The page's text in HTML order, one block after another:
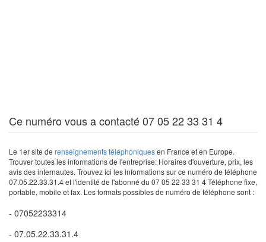
Ce numéro vous a contacté 07 05 22 33 31 4
Le 1er site de renseignements téléphoniquesen France et en Europe.
Trouver toutes les informations de l'entreprise: Horaires d'ouverture, prix, les
avis des internautes. Trouvez ici les informations sur ce numéro de téléphone
07.05.22.33.31.4 et l'identité de l'abonné du 07 05 22 33 31 4 Téléphone fixe,
portable, mobile et fax. Les formats possibles de numéro de téléphone sont :
- 07052233314
- 07.05.22.33.31.4